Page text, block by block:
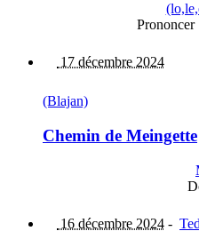
17 décembre 2024
(Blajan)
Chemin de Meingette
16 décembre 2024 -